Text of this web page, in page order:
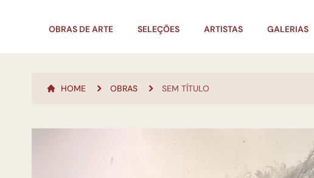
OBRAS DE ARTE SELEÇÕES ARTISTAS GALERIAS
HOME OBRAS SEM TÍTULO